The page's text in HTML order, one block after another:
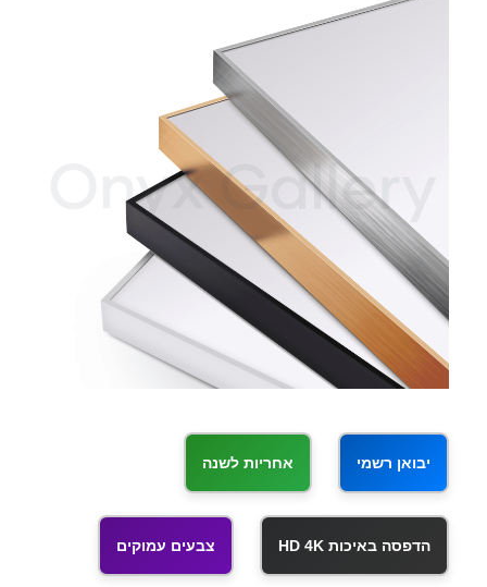
יבואן רשמי אחריות לשנה
הדפסה באיכות HD 4K צבעים עמוקים